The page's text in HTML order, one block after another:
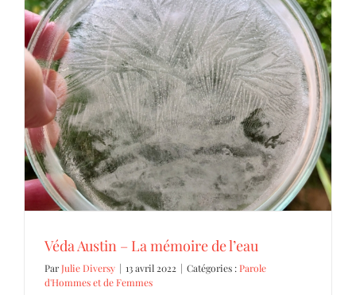
Véda Austin – La mémoire de l’eau
Parole d'Hommes et de Femmes
Véda Austin – La mémoire de l’eau
ParJulie Diversy | 13 avril 2022 | Catégories :Parole
d'Hommes et de Femmes